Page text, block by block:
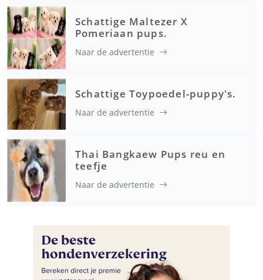
Schattige Maltezer X
Pomeriaan pups.
Naar de advertentie
Schattige Toypoedel-puppy's.
Naar de advertentie
Thai Bangkaew Pups reu en
teefje
Naar de advertentie